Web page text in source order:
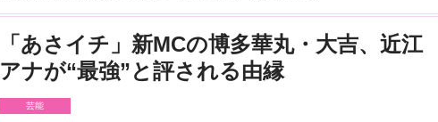
「あさイチ」新MCの博多華丸・大吉、近江
アナが“最強”と評される由縁
芸能